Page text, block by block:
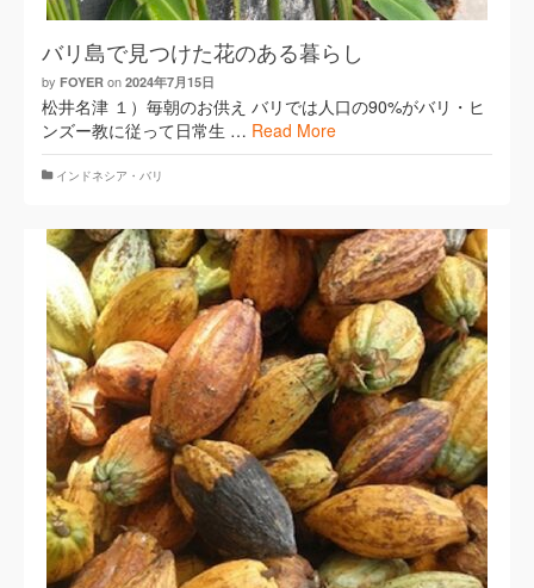
バリ島で見つけた花のある暮らし
by FOYER on 2024年7月15日
松井名津 １）毎朝のお供え バリでは人口の90%がバリ・ヒ
ンズー教に従って日常生 … Read More
インドネシア・バリ